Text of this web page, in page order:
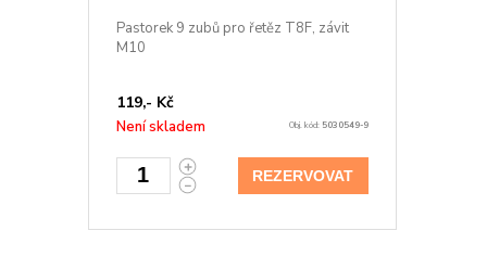
Pastorek 9 zubů pro řetěz T8F, závit
M10
119,- Kč
Není skladem Obj. kód: 5030549-9
REZERVOVAT